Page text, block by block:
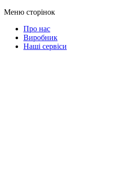
Меню сторінок
Про нас
Виробник
Наші сервіси